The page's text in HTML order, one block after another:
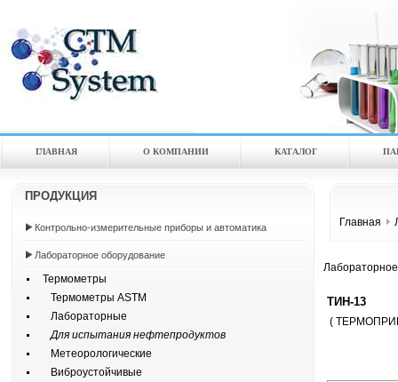
ГЛАВНАЯ О КОМПАНИИ КАТАЛOГ
ПРОДУКЦИЯ
Контрольно-измерительные приборы и автоматика
Лабораторное оборудование
Термометры
Термометры ASTM
Лабораторные
Для испытания нефтепродуктов
Метеорологические
Виброустойчивые
Главная
ТИН-13
(